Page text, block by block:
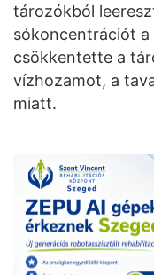
tározókból
sókoncentrációt a
csökkentette a
vízhozamot, a
miatt.